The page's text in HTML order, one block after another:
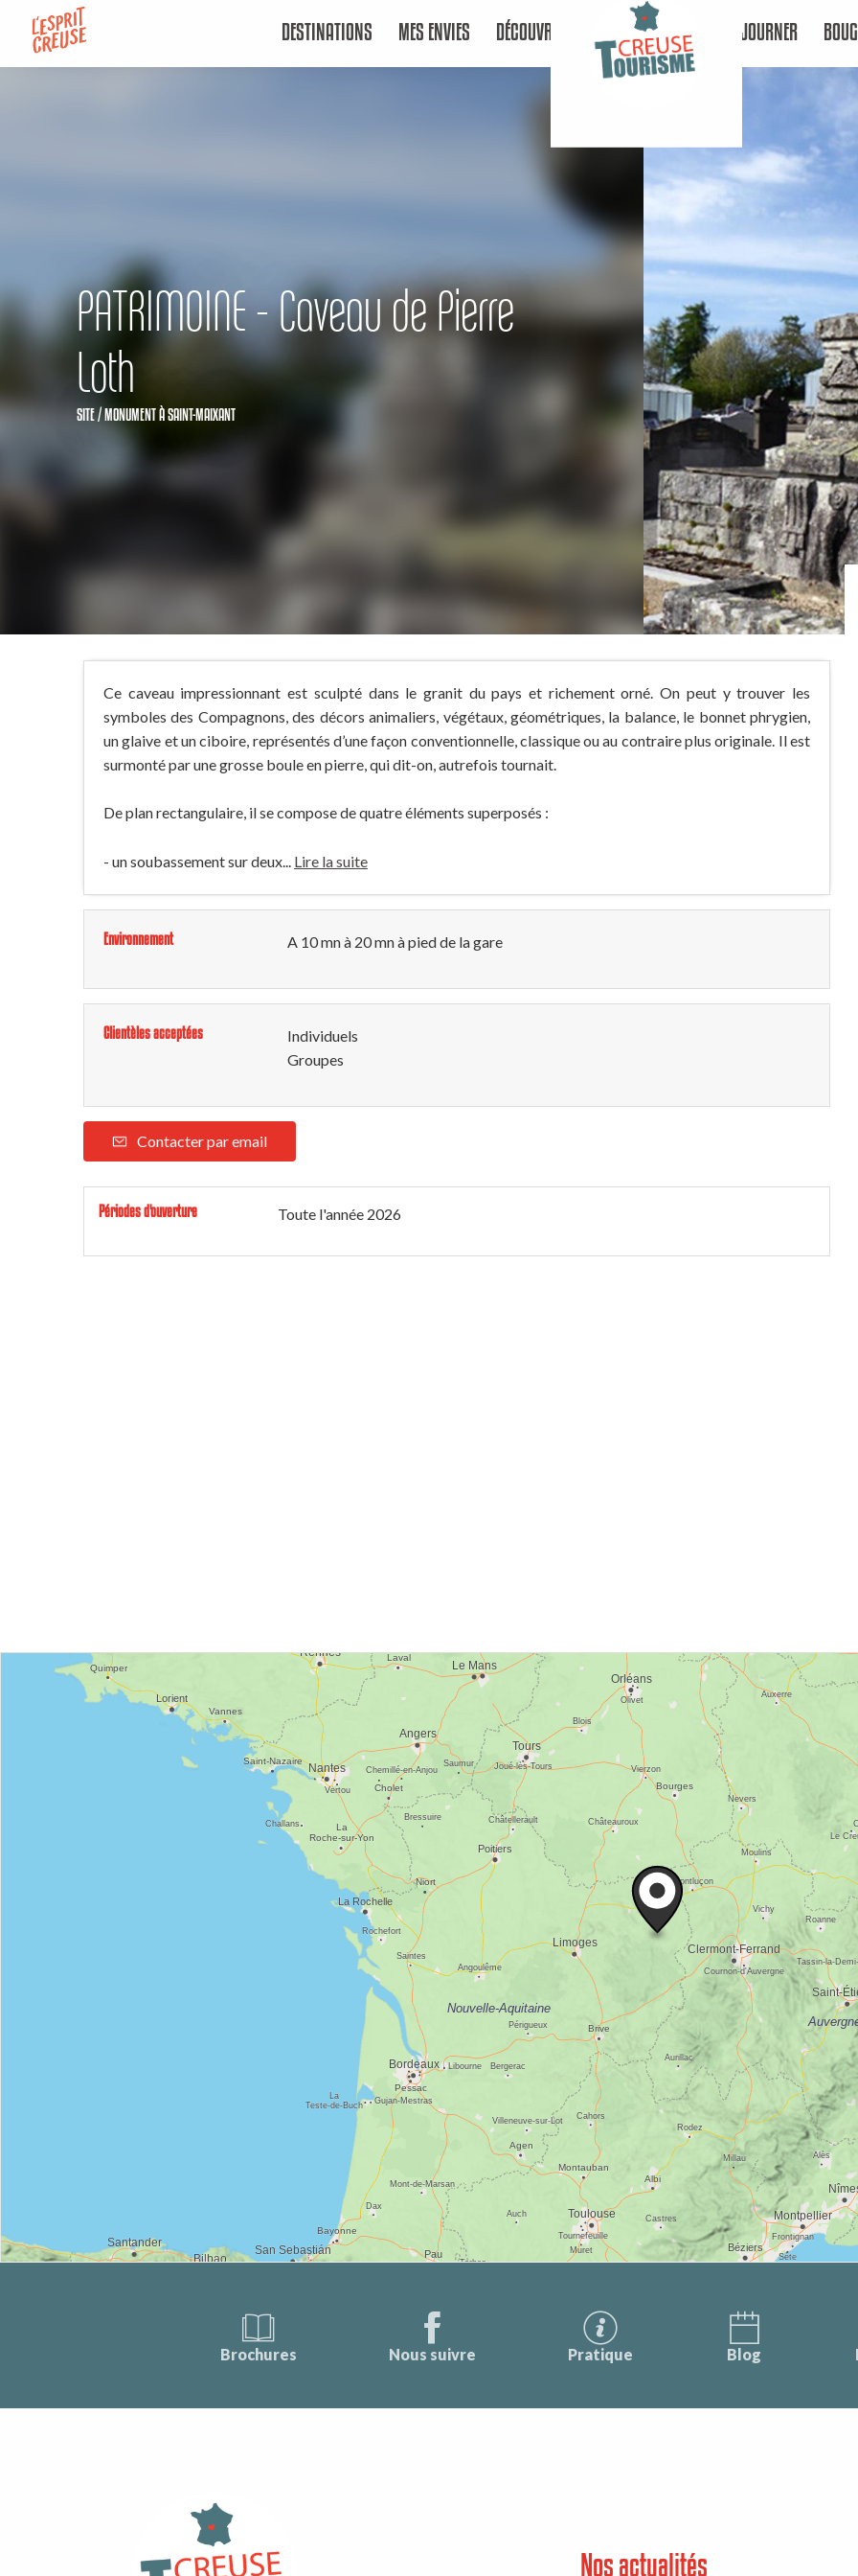
contenu
DESTINATIONS MES ENVIES DÉCOUVRIR SÉJOURNER
PATRIMOINE - Caveau de Pierre
Loth
SITE / MONUMENTÀ SAINT-MAIXANT
Ce caveau impressionnant est sculpté dans le granit du pays et richement orné. On peut y trouver les
symboles des Compagnons, des décors animaliers, végétaux, géométriques, la balance, le bonnet phrygien,
un glaive et un ciboire, représentés d’une façon conventionnelle, classique ou au contraire plus originale. Il est
surmonté par une grosse boule en pierre, qui dit-on, autrefois tournait.
De plan rectangulaire, il se compose de quatre éléments superposés :
- un soubassement sur deux... Lire la suite
Environnement A 10 mn à 20 mn à pied de la gare
Clientèles acceptées
Individuels
Groupes
Contacter par email
Périodes d'ouverture Toute l'année 2026
Brochures Nous suivre Pratique Blog
Nos actualités